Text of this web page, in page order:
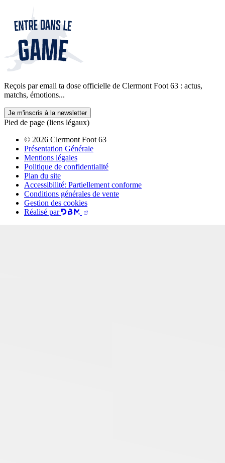
Reçois par email ta dose officielle de Clermont Foot 63 : actus,
matchs, émotions...
Je m'inscris à la newsletter
Pied de page (liens légaux)
© 2026 Clermont Foot 63
Présentation Générale
Mentions légales
Politique de confidentialité
Plan du site
Accessibilité: Partiellement conforme
Conditions générales de vente
Gestion des cookies
Réalisé par